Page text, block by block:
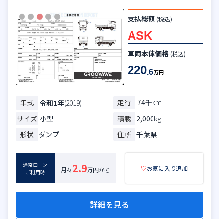
支払総額 (税込)
ASK
車両本体価格 (税込)
220.6万円
年式 令和1年(2019) 走行 74千km
サイズ 小型 積載 2,000kg
形状 ダンプ 住所 千葉県
通常ローン
ご利用時
月々2.9万円から ♡お気に入り追加
詳細を見る